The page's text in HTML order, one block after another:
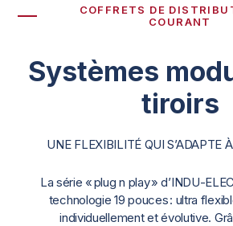
COFFRETS DE
COURANT
Systèmes
tiroirs
UNE FLEXIBILITÉ QUI S’ADAPTE
La série « plug n play » d’INDU-
technologie 19 pouces : ultra
individuellement et évolutive.